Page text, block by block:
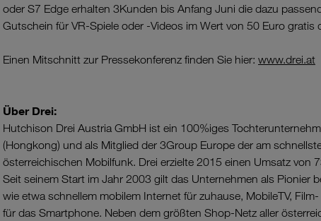
oder S7 Edge erhalten 3Kunden bis Anfang Juni die dazu
Gutschein für VR-Spiele oder -Videos im Wert von 50 Euro gratis
Einen Mitschnitt zur Pressekonferenz finden Sie hier: www.drei.at
Über Drei:
Hutchison Drei Austria GmbH ist ein 100%iges
(Hongkong) und als Mitglied der 3Group Europe der am
österreichischen Mobilfunk. Drei erzielte 2015 einen Umsatz von
Seit seinem Start im Jahr 2003 gilt das Unternehmen als Pionier
wie etwa schnellem mobilem Internet für zuhause, MobileTV,
für das Smartphone. Neben dem größten Shop-Netz aller